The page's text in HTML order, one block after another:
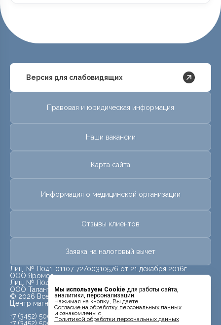
Мы используем Cookie для работы сайта,
аналитики, персонализации.
Нажимая на кнопку, Вы даёте
Cогласие на обработку персональных данных
и ознакомлены с
Политикой обработки персональных данных
Версия для слабовидящих
Правовая и юридическая информация
Наши вакансии
Карта сайта
Информация о медицинской организации
Отзывы клиентов
Заявка на налоговый вычет
Лиц. № Л041-01107-72/00310576 от 21 декабря 2016г.
ООО Яромед
Лиц. № Л041-01107-72/00623073 от 31 октября 2022г.
ООО Талант
© 2026 Все права защищены.
Центр магнитно-резонансной томографии «МРТ Лидер»
+7 (3452) 500-914
+7 (3452) 500-944